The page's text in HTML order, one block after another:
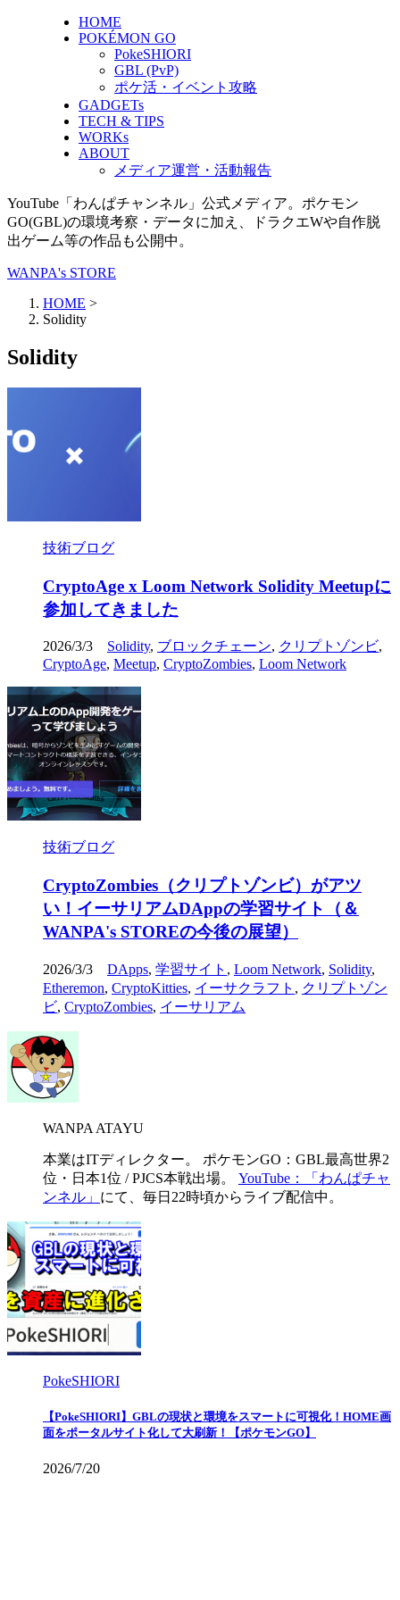
HOME
POKÉMON GO
PokeSHIORI
GBL (PvP)
ポケ活・イベント攻略
GADGETs
TECH & TIPS
WORKs
ABOUT
メディア運営・活動報告
YouTube「わんぱチャンネル」公式メディア。ポケモン
GO(GBL)の環境考察・データに加え、ドラクエWや自作脱
出ゲーム等の作品も公開中。
WANPA's STORE
HOME >
Solidity
Solidity
技術ブログ
CryptoAge x Loom Network Solidity Meetupに
参加してきました
2026/3/3 Solidity, ブロックチェーン, クリプトゾンビ,
CryptoAge, Meetup, CryptoZombies, Loom Network
技術ブログ
CryptoZombies（クリプトゾンビ）がアツ
い！イーサリアムDAppの学習サイト（＆
WANPA's STOREの今後の展望）
2026/3/3 DApps, 学習サイト , Loom Network, Solidity,
Etheremon, CryptoKitties, イーサクラフト , クリプトゾン
ビ, CryptoZombies, イーサリアム
WANPA ATAYU
本業はITディレクター。 ポケモンGO：GBL最高世界2
位・日本1位 / PJCS本戦出場。 YouTube：「わんぱチャ
ンネル」 にて、毎日22時頃からライブ配信中。
PokeSHIORI
【PokeSHIORI】GBLの現状と環境をスマートに可視化！HOME画
面をポータルサイト化して大刷新！【ポケモンGO】
2026/7/20